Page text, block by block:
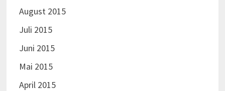
August 2015
Juli 2015
Juni 2015
Mai 2015
April 2015